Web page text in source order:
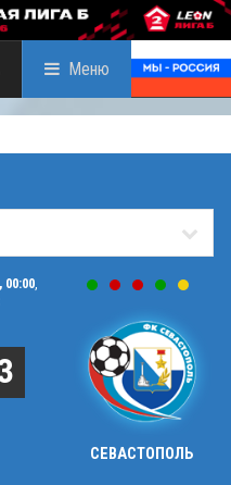
Меню
00:00,
СЕВАСТОПОЛЬ